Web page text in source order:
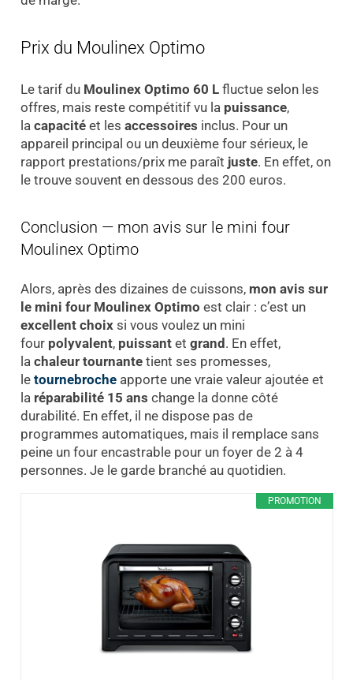
Prix du Moulinex Optimo
Le tarif du Moulinex Optimo 60 Lfluctue selon les
offres, mais reste compétitif vu la puissance,
la capacitéet les accessoires inclus. Pour un
appareil principal ou un deuxième four sérieux, le
rapport prestations/prix me paraît juste. En effet, on
le trouve souvent en dessous des 200 euros.
Conclusion — mon avis sur le mini four
Moulinex Optimo
Alors, après des dizaines de cuissons, mon avis sur
le mini four Moulinex Optimo est clair : c’est un
excellent choixsi vous voulez un mini
four polyvalent, puissantet grand . En effet,
la chaleur tournantetient ses promesses,
le tournebrocheapporte une vraie valeur ajoutée et
la réparabilité 15 ans change la donne côté
durabilité. En effet, il ne dispose pas de
programmes automatiques, mais il remplace sans
peine un four encastrable pour un foyer de 2 à 4
personnes. Je le garde branché au quotidien.
PROMOTION